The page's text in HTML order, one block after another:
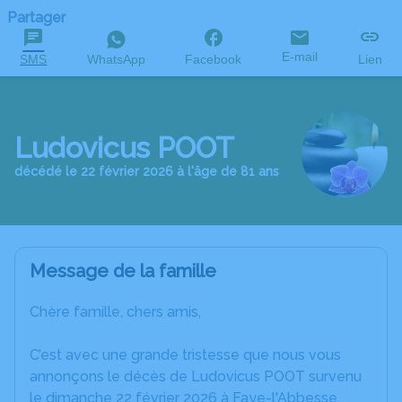
Partager
SMS WhatsApp Facebook E-mail Lien
Ludovicus POOT
décédé le 22 février 2026 à l'âge de 81 ans
Message de la famille
Chère famille, chers amis,
C’est avec une grande tristesse que nous vous
annonçons le décès de Ludovicus POOT survenu
le dimanche 22 février 2026 à Faye-l'Abbesse.